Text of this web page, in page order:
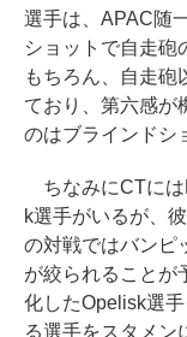
選手は、APAC随
ショットで自走砲
もちろん、自走砲
ており、第六感が
のはブラインドシ
ちなみにCTには
k選手がいるが、
の対戦ではバンピ
が絞られることが
化したOpelisk選
る選手をスタメン